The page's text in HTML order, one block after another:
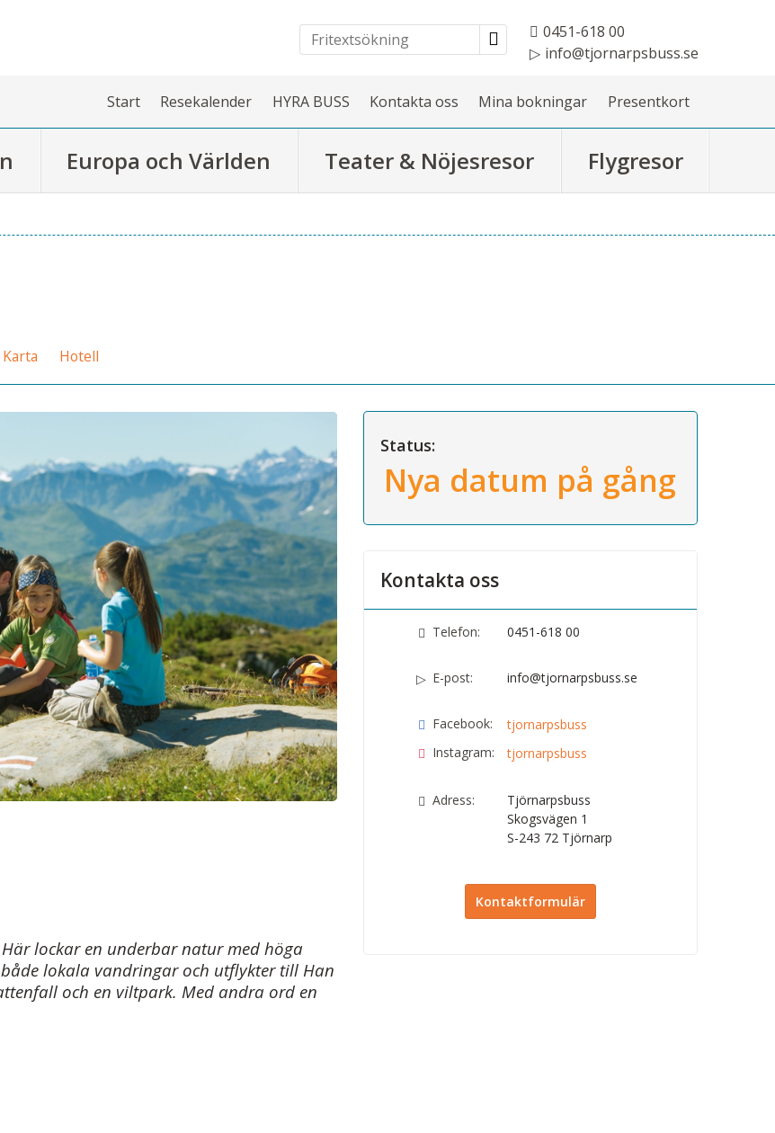
0451-618 00
info@tjornarpsbuss.se
Start Resekalender HYRA BUSS Kontakta oss Mina bokningar Presentkort
Europa och Världen Teater & Nöjesresor Flygresor
Karta Hotell
lockar en underbar natur med höga
lokala vandringar och utflykter till Han
och en viltpark. Med andra ord en
Status:
Nya datum på gång
Kontakta oss
Telefon: 0451-618 00
E-post: info@tjornarpsbuss.se
Facebook:
tjornarpsbuss
Instagram:
tjornarpsbuss
Adress:
Tjörnarpsbuss
Skogsvägen 1
S-243 72 Tjörnarp
Kontaktformulär